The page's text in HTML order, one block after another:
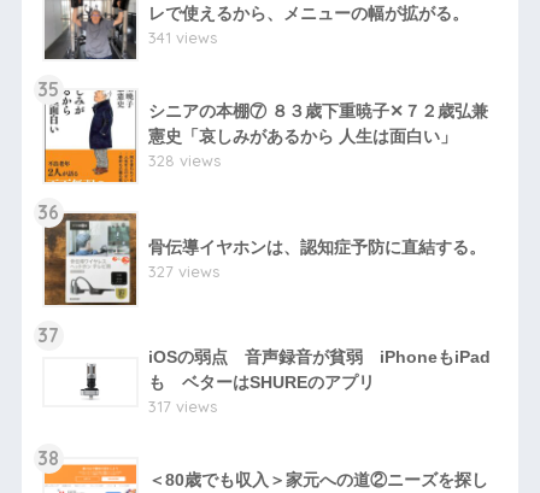
レで使えるから、メニューの幅が拡がる。
341 views
35
シニアの本棚⑦ ８３歳下重暁子✕７２歳弘兼
憲史「哀しみがあるから 人生は面白い」
328 views
36
骨伝導イヤホンは、認知症予防に直結する。
327 views
37
iOSの弱点 音声録音が貧弱 iPhoneもiPad
も ベターはSHUREのアプリ
317 views
38
＜80歳でも収入＞家元への道②ニーズを探し